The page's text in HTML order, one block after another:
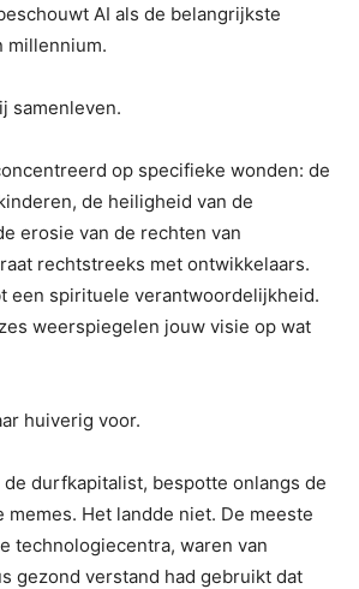
AI als de belangrijkste
millennium.
samenleven.
op specifieke wonden: de
de heiligheid van de
erosie van de rechten van
rechtstreeks met ontwikkelaars.
een spirituele verantwoordelijkheid.
weerspiegelen jouw visie op wat
huiverig voor.
de durfkapitalist, bespotte onlangs de
memes. Het landde niet. De meeste
technologiecentra, waren van
gezond verstand had gebruikt dat